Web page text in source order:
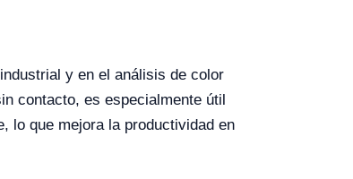
y en el análisis de color
contacto, es especialmente útil
lo que mejora la productividad en